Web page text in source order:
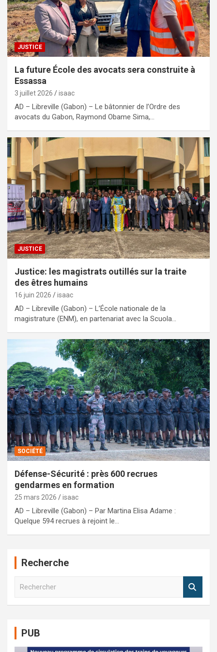
JUSTICE
La future École des avocats sera construite à
Essassa
3 juillet 2026 isaac
AD – Libreville (Gabon) – Le bâtonnier de l’Ordre des
avocats du Gabon, Raymond Obame Sima,…
JUSTICE
Justice: les magistrats outillés sur la traite
des êtres humains
16 juin 2026 isaac
AD – Libreville (Gabon) – L’École nationale de la
magistrature (ENM), en partenariat avec la Scuola…
SOCIÉTÉ
Défense-Sécurité : près 600 recrues
gendarmes en formation
25 mars 2026 isaac
AD – Libreville (Gabon) – Par Martina Elisa Adame :
Quelque 594 recrues à rejoint le…
Recherche
c
PUB